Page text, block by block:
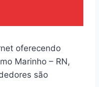
oferecendo
Marinho – RN,
são